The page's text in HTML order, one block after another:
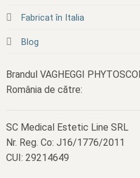
Fabricat în Italia
Blog
Brandul VAGHEGGI
România de către:
SC Medical Estetic Line SRL
Nr. Reg. Co: J16/1776/2011
CUI: 29214649